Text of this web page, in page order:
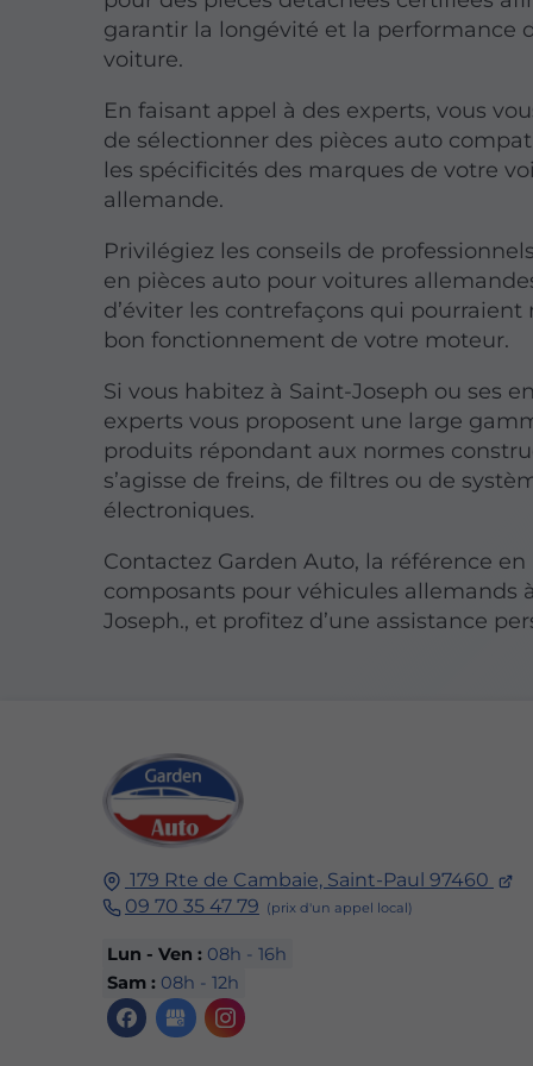
garantir la longévité et la performance
voiture.
En faisant appel à des experts, vous
de sélectionner des pièces auto
les spécificités des marques de votre
allemande.
Privilégiez les conseils de
en pièces auto pour voitures
d’éviter les contrefaçons qui pourraient
bon fonctionnement de votre moteur.
Si vous habitez à Saint-Joseph ou ses
experts vous proposent une large
produits répondant aux normes
s’agisse de freins, de filtres ou de
électroniques.
Contactez Garden Auto, la référence en
composants pour véhicules allemands
Joseph., et profitez d’une assistance
179 Rte de Cambaie, Saint-Paul 97460
09 70 35 47 79
Lun - Ven : 08h - 16h
Sam : 08h - 12h